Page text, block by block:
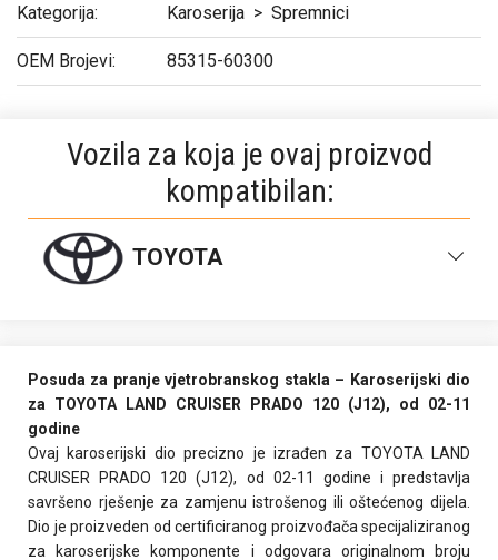
Kategorija: Karoserija > Spremnici
OEM Brojevi: 85315-60300
Vozila za koja je ovaj proizvod
kompatibilan:
TOYOTA
Posuda za pranje vjetrobranskog stakla – Karoserijski dio
za TOYOTA LAND CRUISER PRADO 120 (J12), od 02-11
godine
Ovaj karoserijski dio precizno je izrađen za TOYOTA LAND
CRUISER PRADO 120 (J12), od 02-11 godine i predstavlja
savršeno rješenje za zamjenu istrošenog ili oštećenog dijela.
Dio je proizveden od certificiranog proizvođača specijaliziranog
za karoserijske komponente i odgovara originalnom broju